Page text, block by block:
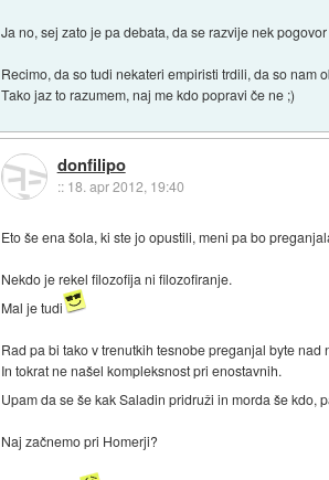
Ja no, sej zato je pa debata, da se razvije nek
Recimo, da so tudi nekateri empiristi trdili, da so
Tako jaz to razumem, naj me kdo popravi če ne ;)
donfilipo
:: 18. apr 2012, 19:40
Eto še ena šola, ki ste jo opustili, meni pa bo
Nekdo je rekel filozofija ni filozofiranje.
Mal je tudi
Rad pa bi tako v trenutkih tesnobe preganjal byte
In tokrat ne našel kompleksnost pri enostavnih.
Upam da se še kak Saladin pridruži in morda še kdo,
Naj začnemo pri Homerji?